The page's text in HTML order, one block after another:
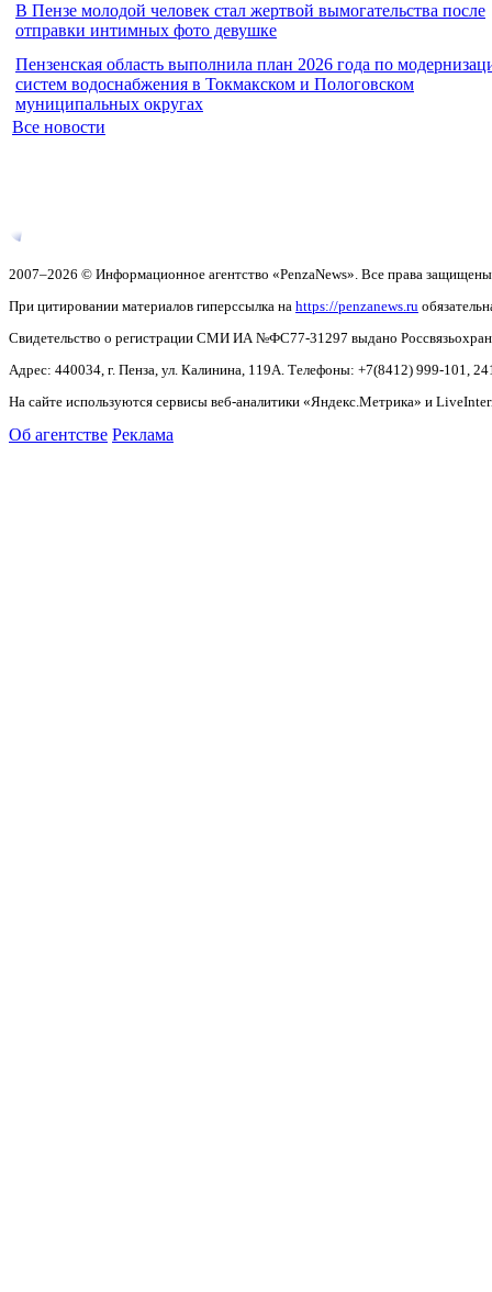
В Пензе молодой человек стал жертвой вымогательства после
отправки интимных фото девушке
Пензенская область выполнила план 2026 года по
систем водоснабжения в Токмакском и Пологовском
муниципальных округах
Все новости
2007–2026 © Информационное агентство «PenzaNews». Все права
При цитировании материалов гиперссылка на https://penzanews.ru
Свидетельство о регистрации СМИ ИА №ФС77-31297 выдано
Адрес: 440034, г. Пенза, ул. Калинина, 119А. Телефоны: +7(8412) 999-101,
На сайте используются сервисы веб-аналитики «Яндекс.Метрика» и
Об агентстве Реклама